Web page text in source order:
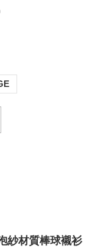
紗材質棒球襯衫